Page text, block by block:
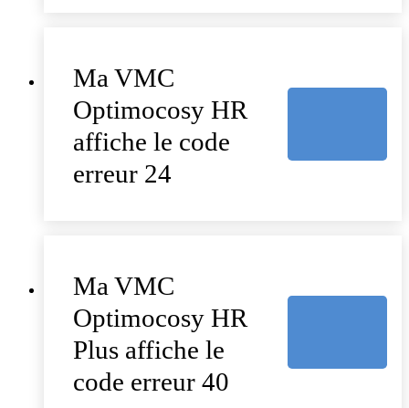
Ma VMC
Optimocosy HR
affiche le code
erreur 24
Ma VMC
Optimocosy HR
Plus affiche le
code erreur 40